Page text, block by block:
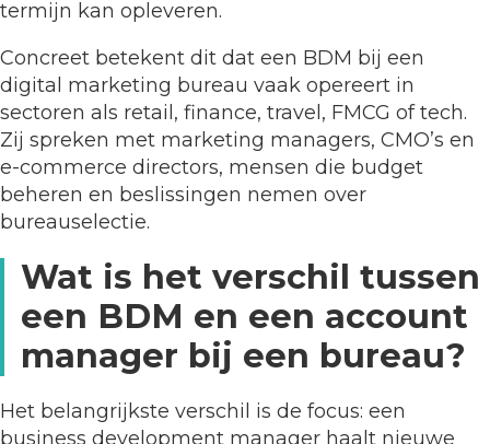
termijn kan opleveren.
Concreet betekent dit dat een BDM bij een
digital marketing bureau vaak opereert in
sectoren als retail, finance, travel, FMCG of tech.
Zij spreken met marketing managers, CMO’s en
e-commerce directors, mensen die budget
beheren en beslissingen nemen over
bureauselectie.
Wat is het verschil tussen
een BDM en een account
manager bij een bureau?
Het belangrijkste verschil is de focus: een
business development manager haalt nieuwe